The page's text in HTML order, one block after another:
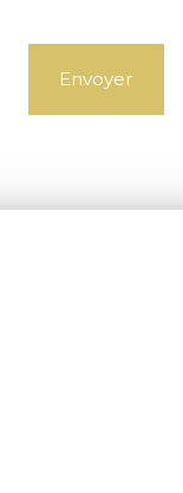
Envoyer